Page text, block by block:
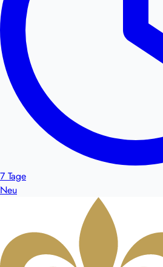
7 Tage
Neu